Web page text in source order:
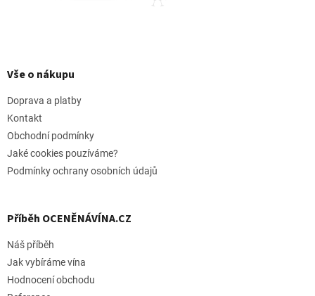
pVše o nákupu
Doprava a platby
Kontakt
Obchodní podmínky
Jaké cookies pouzíváme?
Podmínky ochrany osobních údajů
Příběh OCENĚNÁVÍNA.CZ
Náš příběh
Jak vybíráme vína
Hodnocení obchodu